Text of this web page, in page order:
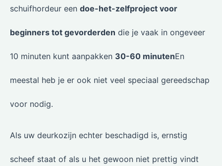
schuifhordeur een doe-het-zelfproject voor
beginners tot gevorderden die je vaak in ongeveer
10 minuten kunt aanpakken 30-60 minutenEn
meestal heb je er ook niet veel speciaal gereedschap
voor nodig.
Als uw deurkozijn echter beschadigd is, ernstig
scheef staat of als u het gewoon niet prettig vindt